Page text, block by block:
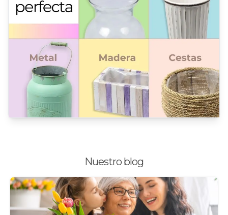
Nuestro blog
Nacimientos de niñas
Peluches
Peonias
Productos con retiro en Nuestra Florería
Promociones y Ofertas
Ramos de Flores
Ramos de Rosas
Ranúnculos
Regalos a Domicilio